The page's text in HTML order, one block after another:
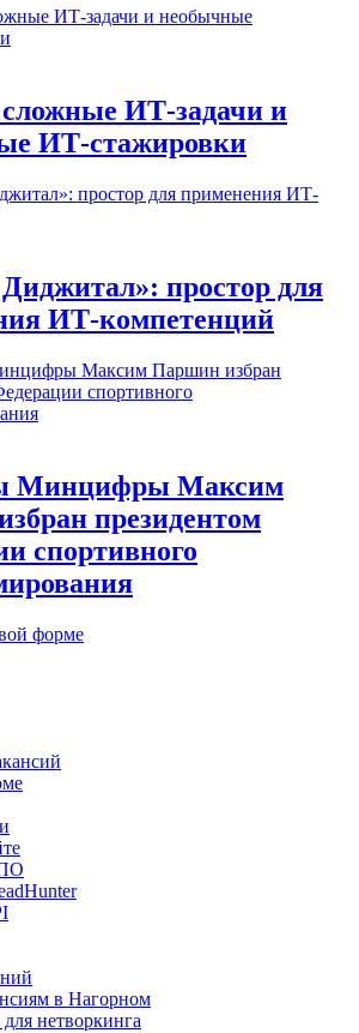
ИТ‑задачи и
ИТ‑стажировки
простор для
ИТ-компетенций
Минцифры Максим
президентом
спортивного
форме
в Нагорном
нетворкинга